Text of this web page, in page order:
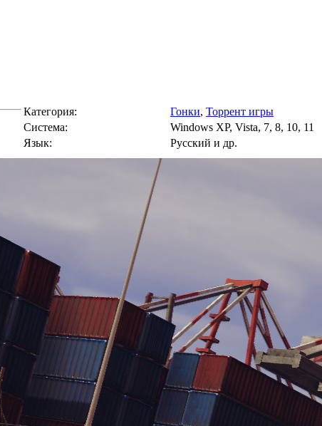
Категория: Гонки, Торрент игры
Cистема:
Windows XP, Vista, 7, 8, 10, 11
Язык:
Русский и др.